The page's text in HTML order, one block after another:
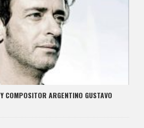
COMPOSITOR ARGENTINO GUSTAVO